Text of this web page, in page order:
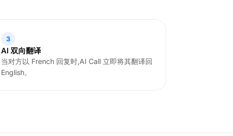
3
AI 双向翻译
当对方以 French 回复时,AI Call 立即将其翻译回
English。